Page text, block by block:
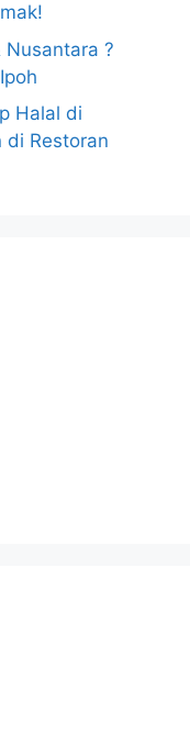
Nusantara ?
Halal di
di Restoran